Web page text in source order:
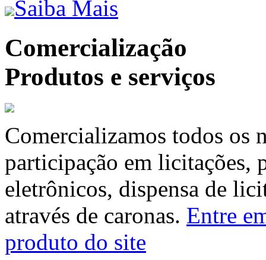
Saiba Mais
Comercialização
Produtos e serviços
Comercializamos todos os
participação em licitações,
eletrônicos, dispensa de
através de caronas. Entre
produto do site